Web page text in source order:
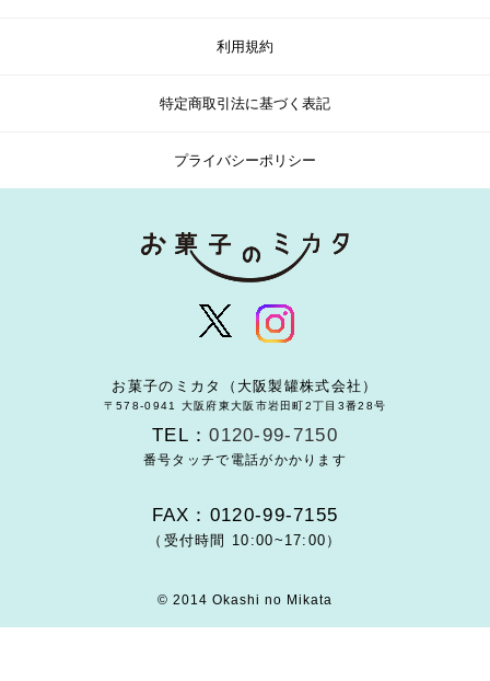
利用規約
特定商取引法に基づく表記
プライバシーポリシー
お菓子のミカタ（大阪製罐株式会社）
〒578-0941 大阪府東大阪市岩田町2丁目3番28号
TEL：0120-99-7150
番号タッチで電話がかかります
FAX：0120-99-7155
（受付時間 10:00~17:00）
© 2014 Okashi no Mikata